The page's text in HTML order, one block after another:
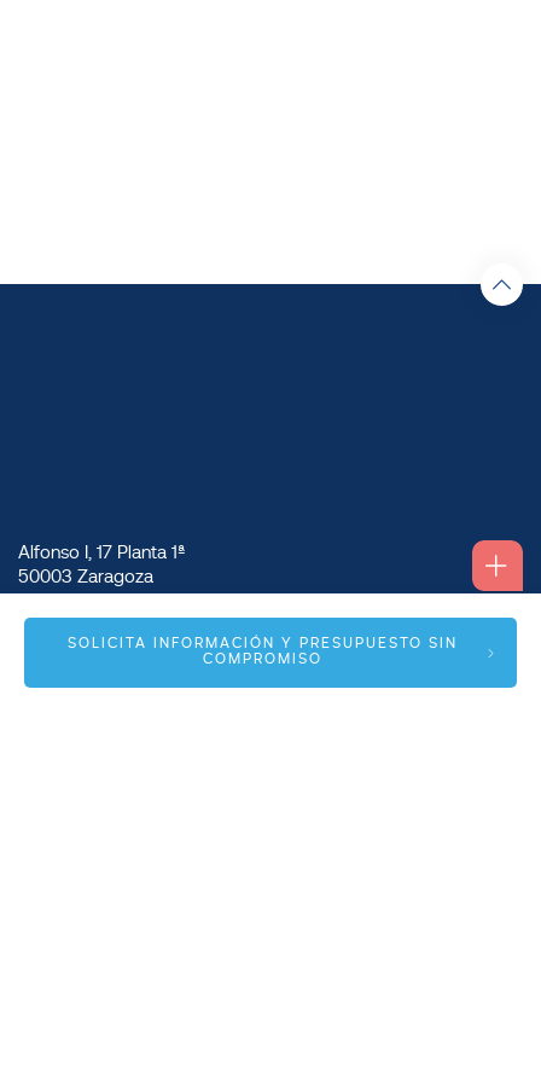
SOLICITA INFORMACIÓN Y PRESUPUESTO SIN
COMPROMISO
Alfonso I, 17 Planta 1ª
50003 Zaragoza
info@spmas.es